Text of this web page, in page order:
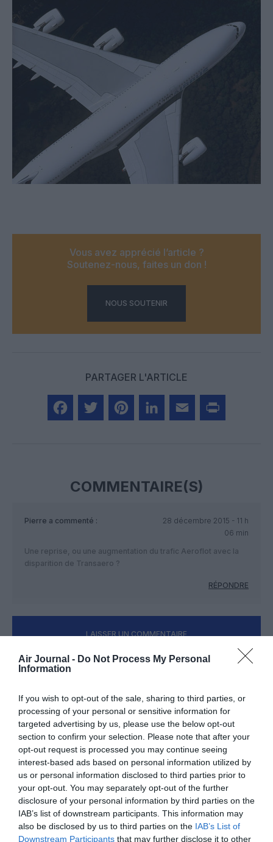
Air Journal - Do Not Process My Personal
Information
If you wish to opt-out of the sale, sharing to third parties, or
processing of your personal or sensitive information for
targeted advertising by us, please use the below opt-out
section to confirm your selection. Please note that after your
opt-out request is processed you may continue seeing
interest-based ads based on personal information utilized by
us or personal information disclosed to third parties prior to
your opt-out. You may separately opt-out of the further
disclosure of your personal information by third parties on the
IAB’s list of downstream participants. This information may
also be disclosed by us to third parties on the IAB’s List of
Downstream Participants that may further disclose it to other
Vous avez apprécié l’article ?
Soutenez-nous, faites un don !
NOUS SOUTENIR
PARTAGER L'ARTICLE
COMMENTAIRE(S)
Pierre a commenté :
28 décembre 2015 - 11 h
06 min
Une reprise, ou une augmentation du trafic Aeroflot avec la
disparition de Transaero ?
RÉPONDRE
LAISSER UN COMMENTAIRE
Appel aux lecteurs !
Soutenez Air Journal participezà son
développement !
NOUS SOUTENIR